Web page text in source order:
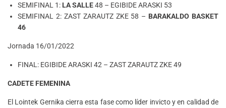
SEMIFINAL 1: LA SALLE48 – EGIBIDE ARASKI 53
SEMIFINAL 2: ZAST ZARAUTZ ZKE 58 – BARAKALDO BASKET
46
Jornada 16/01/2022
FINAL: EGIBIDE ARASKI 42 – ZAST ZARAUTZ ZKE 49
CADETE FEMENINA
El Lointek Gernika cierra esta fase como líder invicto y en calidad de